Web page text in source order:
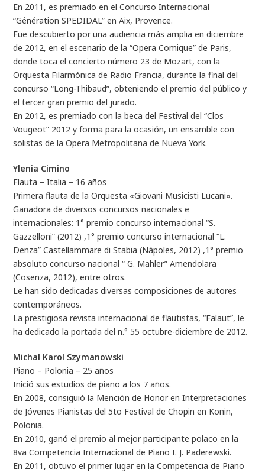
En 2011, es premiado en el Concurso Internacional
“Génération SPEDIDAL” en Aix, Provence.
Fue descubierto por una audiencia más amplia en diciembre
de 2012, en el escenario de la “Opera Comique” de Paris,
donde toca el concierto número 23 de Mozart, con la
Orquesta Filarmónica de Radio Francia, durante la final del
concurso “Long-Thibaud”, obteniendo el premio del público y
el tercer gran premio del jurado.
En 2012, es premiado con la beca del Festival del “Clos
Vougeot” 2012 y forma para la ocasión, un ensamble con
solistas de la Opera Metropolitana de Nueva York.
Ylenia Cimino
Flauta – Italia – 16 años
Primera flauta de la Orquesta «Giovani Musicisti Lucani».
Ganadora de diversos concursos nacionales e
internacionales: 1° premio concurso internacional “S.
Gazzelloni” (2012) ,1° premio concurso internacional “L.
Denza” Castellammare di Stabia (Nápoles, 2012) ,1° premio
absoluto concurso nacional “ G. Mahler” Amendolara
(Cosenza, 2012), entre otros.
Le han sido dedicadas diversas composiciones de autores
contemporáneos.
La prestigiosa revista internacional de flautistas, “Falaut”, le
ha dedicado la portada del n.° 55 octubre-diciembre de 2012.
Michal Karol Szymanowski
Piano – Polonia – 25 años
Inició sus estudios de piano a los 7 años.
En 2008, consiguió la Mención de Honor en Interpretaciones
de Jóvenes Pianistas del 5to Festival de Chopin en Konin,
Polonia.
En 2010, ganó el premio al mejor participante polaco en la
8va Competencia Internacional de Piano I. J. Paderewski.
En 2011, obtuvo el primer lugar en la Competencia de Piano